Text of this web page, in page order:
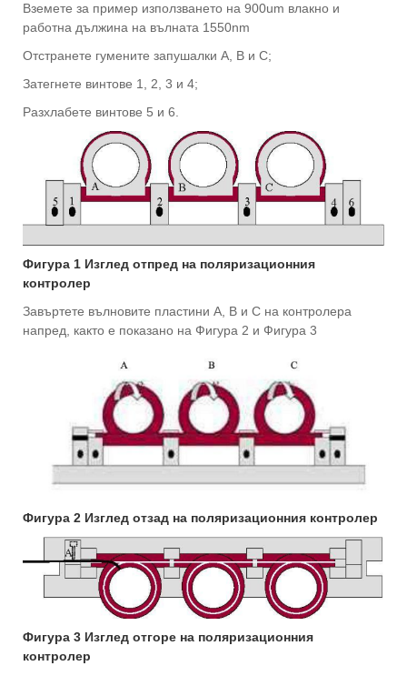
Вземете за пример използването на 900um влакно и
работна дължина на вълната 1550nm
Отстранете гумените запушалки A, B и C;
Затегнете винтове 1, 2, 3 и 4;
Разхлабете винтове 5 и 6.
Фигура 1 Изглед отпред на поляризационния
контролер
Завъртете вълновите пластини A, B и C на контролера
напред, както е показано на Фигура 2 и Фигура 3
Фигура 2 Изглед отзад на поляризационния контролер
Фигура 3 Изглед отгоре на поляризационния
контролер